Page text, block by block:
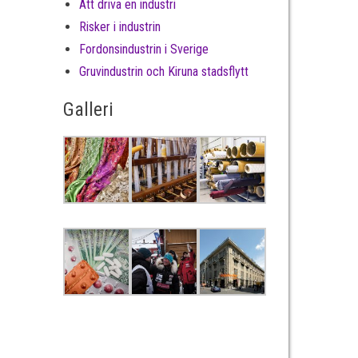
Att driva en industri
Risker i industrin
Fordonsindustrin i Sverige
Gruvindustrin och Kiruna stadsflytt
Galleri